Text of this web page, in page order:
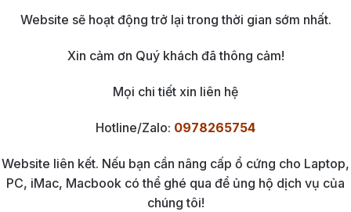
Website sẽ hoạt động trở lại trong thời gian sớm nhất.
Xin cảm ơn Quý khách đã thông cảm!
Mọi chi tiết xin liên hệ
Hotline/Zalo: 0978265754
Website liên kết. Nếu bạn cần nâng cấp ổ cứng cho Laptop,
PC, iMac, Macbook có thể ghé qua để ủng hộ dịch vụ của
chúng tôi!